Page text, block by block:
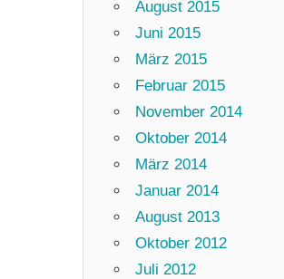
August 2015
Juni 2015
März 2015
Februar 2015
November 2014
Oktober 2014
März 2014
Januar 2014
August 2013
Oktober 2012
Juli 2012